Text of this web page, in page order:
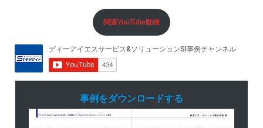
関連YouTube動画
事例をダウンロードする